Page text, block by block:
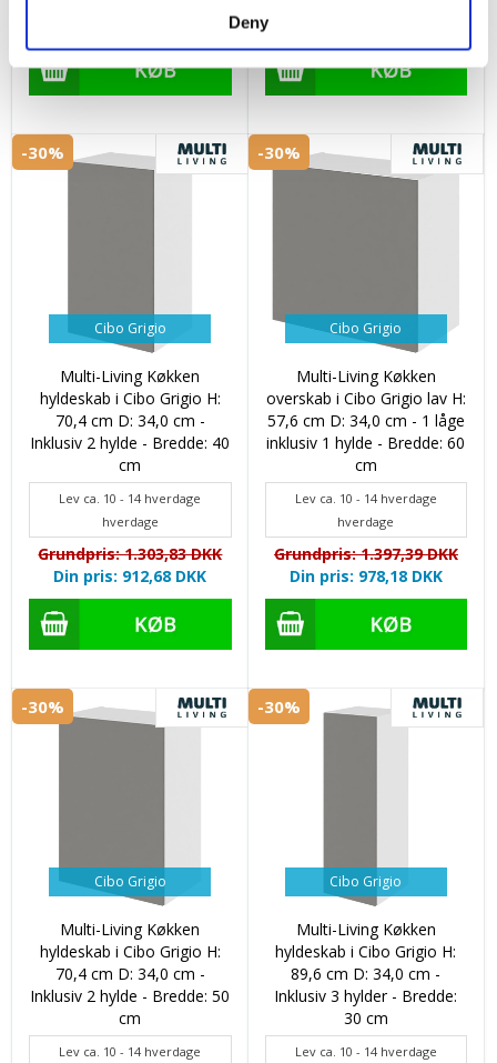
Deny
-30%
Cibo Grigio
Multi-Living Køkken
hyldeskab i Cibo Grigio H:
70,4 cm D: 34,0 cm -
Inklusiv 2 hylde - Bredde: 40
cm
Lev ca. 10 - 14 hverdage
hverdage
Grundpris: 1.303,83 DKK
Din pris: 912,68 DKK
-30%
Cibo Grigio
Multi-Living Køkken
overskab i Cibo Grigio lav H:
57,6 cm D: 34,0 cm - 1 låge
inklusiv 1 hylde - Bredde: 60
cm
Lev ca. 10 - 14 hverdage
hverdage
Grundpris: 1.397,39 DKK
Din pris: 978,18 DKK
-30%
Cibo Grigio
Multi-Living Køkken
hyldeskab i Cibo Grigio H:
70,4 cm D: 34,0 cm -
Inklusiv 2 hylde - Bredde: 50
cm
Lev ca. 10 - 14 hverdage
-30%
Cibo Grigio
Multi-Living Køkken
hyldeskab i Cibo Grigio H:
89,6 cm D: 34,0 cm -
Inklusiv 3 hylder - Bredde:
30 cm
Lev ca. 10 - 14 hverdage